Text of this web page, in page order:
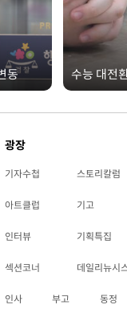
동 수능 대전
광장
기자수첩 스토리칼럼
아트클럽 기고
인터뷰 기획특집
섹션코너 데일리뉴시
인사 부고 동정